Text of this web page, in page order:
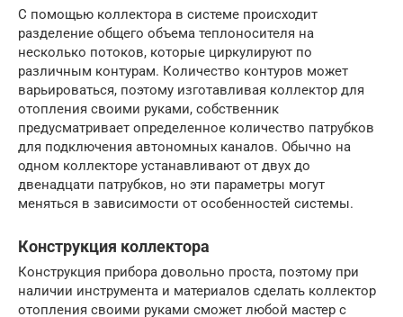
С помощью коллектора в системе происходит
разделение общего объема теплоносителя на
несколько потоков, которые циркулируют по
различным контурам. Количество контуров может
варьироваться, поэтому изготавливая коллектор для
отопления своими руками, собственник
предусматривает определенное количество патрубков
для подключения автономных каналов. Обычно на
одном коллекторе устанавливают от двух до
двенадцати патрубков, но эти параметры могут
меняться в зависимости от особенностей системы.
Конструкция коллектора
Конструкция прибора довольно проста, поэтому при
наличии инструмента и материалов сделать коллектор
отопления своими руками сможет любой мастер с